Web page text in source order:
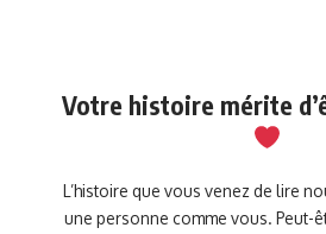
Votre histoire mérite
L’histoire que vous venez de lire
une personne comme vous. Peut-